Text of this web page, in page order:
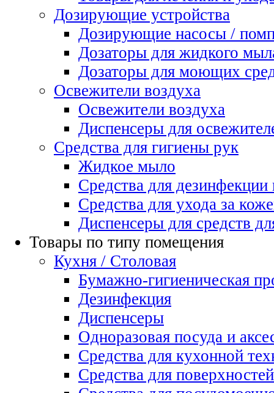
Дозирующие устройства
Дозирующие насосы /
Дозаторы для жидкого
Дозаторы для моющих
Освежители воздуха
Освежители воздуха
Диспенсеры для
Средства для гигиены рук
Жидкое мыло
Средства для
Средства для ухода за
Диспенсеры для средств
Товары по типу помещения
Кухня / Столовая
Бумажно-гигиеническая
Дезинфекция
Диспенсеры
Одноразовая посуда и
Средства для кухонной
Средства для поверхностей